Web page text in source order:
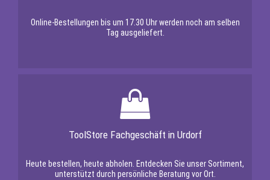
Online-Bestellungen bis um 17.30 Uhr werden noch am selben
Tag ausgeliefert.
ToolStore Fachgeschäft in Urdorf
Heute bestellen, heute abholen. Entdecken Sie unser Sortiment,
unterstützt durch persönliche Beratung vor Ort.